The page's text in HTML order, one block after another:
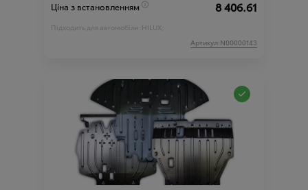
Ціна з встановленням 8 406.61
Підходить для автомобіля :HILUX;
Артикул:N00000143